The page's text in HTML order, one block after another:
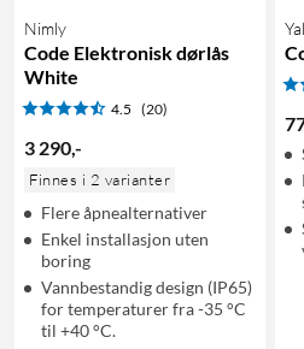
Nimly
Code Elektronisk dørlås
White
4.5 (20)
3 290,-
Finnes i 2 varianter
Flere åpnealternativer
Enkel installasjon uten
boring
Vannbestandig design (IP65)
for temperaturer fra -35 °C
til +40 °C.